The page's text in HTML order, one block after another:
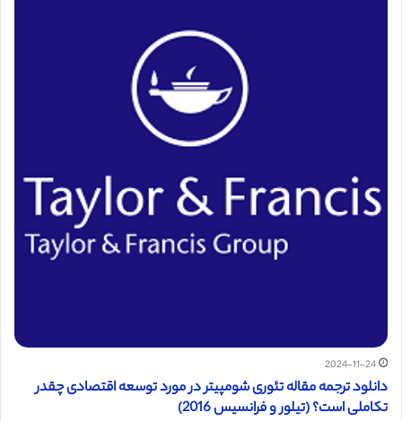
2024-11-24
دانلود ترجمه مقاله تئوری شومپیتر در مورد توسعه اقتصادی چقدر
تکاملی است؟ (تیلور و فرانسیس 2016)